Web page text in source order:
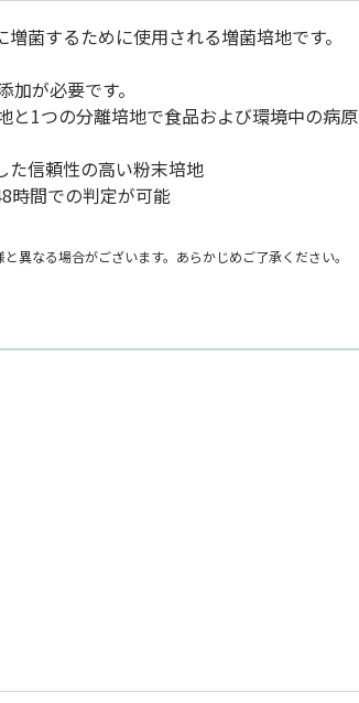
菌するために使用される増菌培地です。
が必要です。
1つの分離培地で食品および環境中の病
信頼性の高い粉末培地
時間での判定が可能
異なる場合がございます。あらかじめご了承ください。